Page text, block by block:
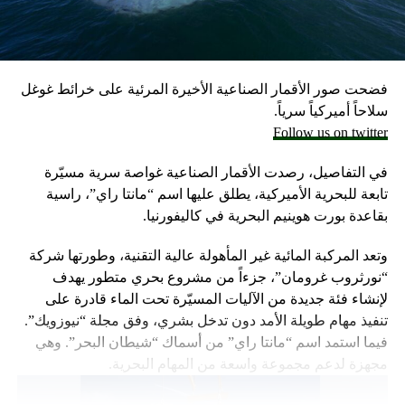
وكانت وزارة الخارجية أرجأت في مايو، فقط تسليم قنابل زنة
2000 رطل و500 رطل إلى إسرائيل بسبب مخاوف بشأن سقوط
ضحايا من المدنيين في مدينة رفح.
إلا أن نتنياهو خرج الأسبوع المضي بتصريحات نارية، ومفاجئة
حول مماطلة أميركا في تسليم تل أبيب أسلحة
ما أثار حفيظة البيت الأبيض الذي وصف تلك التصريحات بالمخيبة
للآمال.
فضحت صور الأقمار الصناعية الأخيرة المرئية على خرائط غوغل
سلاحاً أميركياً سرياً.
Follow us on twitter
في التفاصيل، رصدت الأقمار الصناعية غواصة سرية مسيّرة
تابعة للبحرية الأميركية، يطلق عليها اسم “مانتا راي”، راسية
بقاعدة بورت هوينيم البحرية في كاليفورنيا.
وتعد المركبة المائية غير المأهولة عالية التقنية، وطورتها شركة
“نورثروب غرومان”، جزءاً من مشروع بحري متطور يهدف
لإنشاء فئة جديدة من الآليات المسيّرة تحت الماء قادرة على
تنفيذ مهام طويلة الأمد دون تدخل بشري، وفق مجلة “نيوزويك”.
فيما استمد اسم “مانتا راي” من أسماك “شيطان البحر”. وهي
مجهزة لدعم مجموعة واسعة من المهام البحرية.